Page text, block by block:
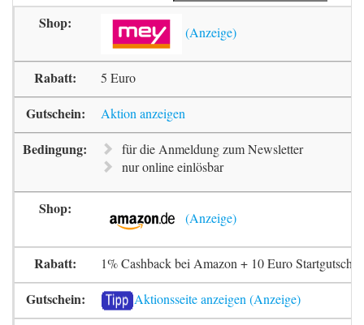
5 Euro
Aktion anzeigen
für die Anmeldung zum Newsletter
nur online einlösbar
1% Cashback bei Amazon + 10 Euro
Aktionsseite anzeigen